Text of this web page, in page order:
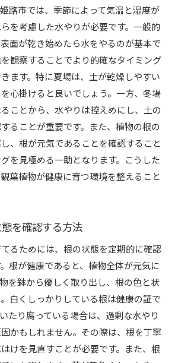
路市では、季節によって気温と湿度が
を考慮した水やりが必要です。一般的
面が乾き始めたら水をやるのが基本で
観察することでより的確なタイミング
ます。特に夏場は、土が乾燥しやすい
心掛けると良いでしょう。一方、冬場
ことから、水やりは控えめにし、土の
ることが重要です。また、植物の根の
、根が元気であることを確認すること
を見極める一助となります。こうした
葉植物が健康に育つ環境を整えること
を確認する方法
るためには、根の状態を定期的に確認
根が健康であると、植物全体が元気に
を鉢から優しく取り出し、根の色と状
白くしっかりしている根は健康の証で
たり腐っている場合は、過剰な水やり
かもしれません。その際は、根を丁寧
けを見直すことが必要です。また、根